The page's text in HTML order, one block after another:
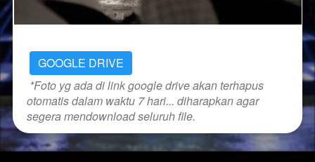
GOOGLE DRIVE
*Foto yg ada di link google drive akan terhapus
otomatis dalam waktu 7 hari... diharapkan agar
segera mendownload seluruh file.